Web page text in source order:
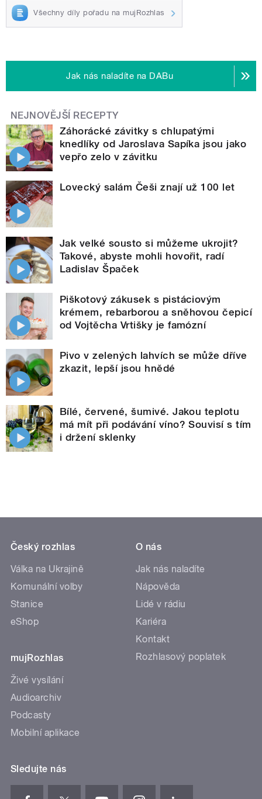
Všechny díly pořadu na mujRozhlas
Jak nás naladíte na DABu
NEJNOVĚJŠÍ RECEPTY
Záhorácké závitky s chlupatými
knedlíky od Jaroslava Sapíka jsou jako
vepřo zelo v závitku
Lovecký salám Češi znají už 100 let
Jak velké sousto si můžeme ukrojit?
Takové, abyste mohli hovořit, radí
Ladislav Špaček
Piškotový zákusek s pistáciovým
krémem, rebarborou a sněhovou čepicí
od Vojtěcha Vrtišky je famózní
Pivo v zelených lahvích se může dříve
zkazit, lepší jsou hnědé
Bílé, červené, šumivé. Jakou teplotu
má mít při podávání víno? Souvisí s tím
i držení sklenky
Český rozhlas
Válka na Ukrajině
Komunální volby
Stanice
eShop
mujRozhlas
Živé vysílání
Audioarchiv
Podcasty
Mobilní aplikace
O nás
Jak nás naladíte
Nápověda
Lidé v rádiu
Kariéra
Kontakt
Rozhlasový poplatek
Sledujte nás